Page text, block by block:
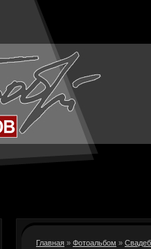
Главная » Фотоальбом »